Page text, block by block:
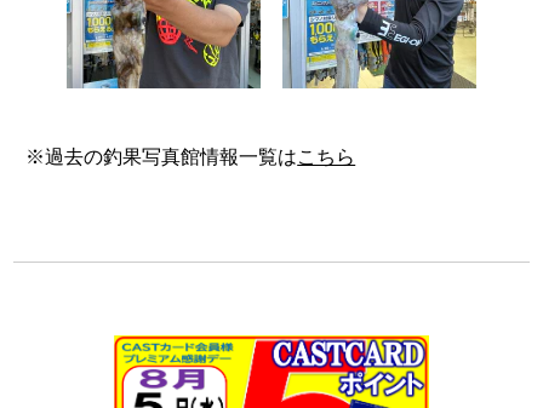
※過去の釣果写真館情報一覧はこちら